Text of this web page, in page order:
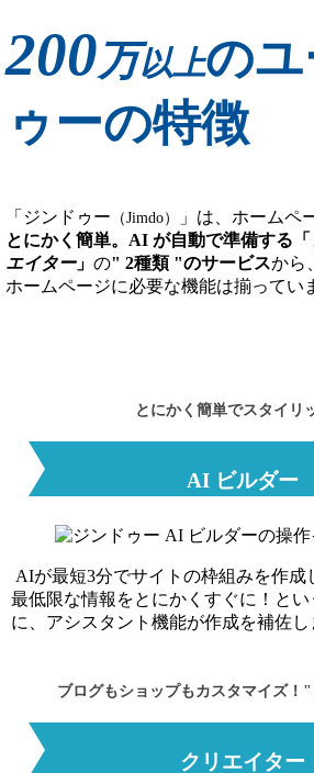
200万以上の
ゥーの特徴
「ジンドゥー （Jimdo）
」は、ホームペ
とにかく簡単。AI が自動で準備する「
エイター」 の" 2種類 "のサービスから
ホームページに必要な機能は揃ってい
とにかく簡単でスタイリ
AI ビルダー
AIが最短3分でサイトの枠組みを作成
最低限な情報をとにかくすぐに！と
に、アシスタント機能が作成を補佐し
ブログもショップもカスタマイズ！
クリエイター